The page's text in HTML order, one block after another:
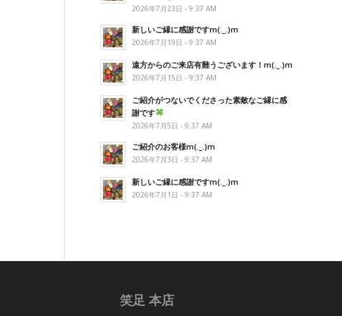
2026年7月23日 - 9:37 AM
新しいご縁に感謝ですm(._.)m
2026年7月19日 - 9:37 AM
遠方からのご来店有難うございます！m(._.)m
2026年7月15日 - 9:37 AM
ご紹介がつないでくださった素敵なご縁に感
謝です
2026年7月5日 - 9:37 AM
ご紹介のお客様m(._.)m
2026年7月3日 - 9:37 AM
新しいご縁に感謝ですm(._.)m
2026年7月1日 - 9:37 AM
笑足 本店